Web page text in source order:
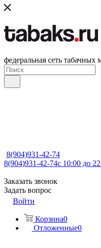
федеральная сеть табачных
8(904)931-42-74
8(904)931-42-74с 10:00 до
Заказать звонок
Задать вопрос
Войти
Корзина0
Отложенные0